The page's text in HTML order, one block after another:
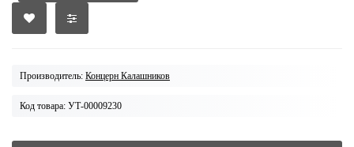
Производитель: Концерн Калашников
Код товара: УТ-00009230